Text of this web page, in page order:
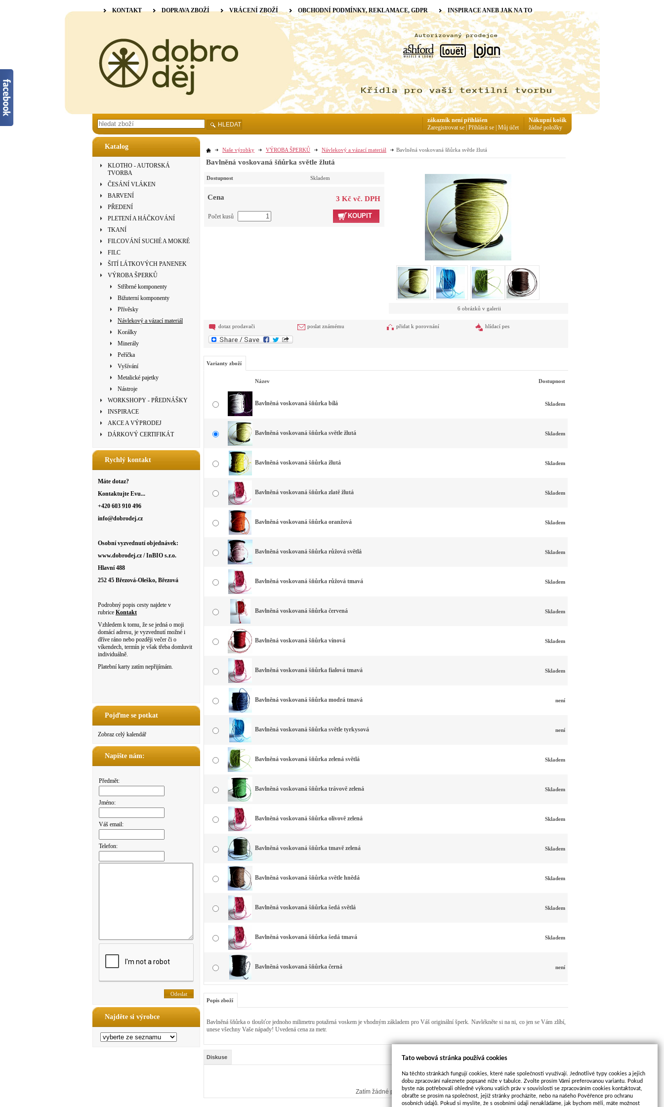
Katalog
KLOTHO - AUTORSKÁ
TVORBA
ČESÁNÍ VLÁKEN
BARVENÍ
PŘEDENÍ
PLETENÍ A HÁČKOVÁNÍ
TKANÍ
FILCOVÁNÍ SUCHÉ A MOKRÉ
FILC
ŠITÍ LÁTKOVÝCH PANENEK
VÝROBA ŠPERKŮ
Stříbrné komponenty
Bižuterní komponenty
Přívěsky
Návlekový a vázací materiál
Korálky
Minerály
Peříčka
Vyšívání
Metalické pajetky
Nástroje
WORKSHOPY - PŘEDNÁŠKY
INSPIRACE
AKCE A VÝPRODEJ
DÁRKOVÝ CERTIFIKÁT
Rychlý kontakt
Máte dotaz?
Kontaktujte Evu...
+420 603 910 496
info@dobrodej.cz
Osobní vyzvednutí objednávek:
www.dobrodej.cz / InBIO s.r.o.
Hlavní 488
252 45 Březová-Oleško, Březová
Podrobný popis cesty najdete v
rubrice Kontakt
Vzhledem k tomu, že se jedná o moji
domácí adresu, je vyzvednutí možné i
dříve ráno nebo později večer či o
víkendech, termín je však třeba domluvit
individuálně.
Platební karty zatím nepřijímám.
Pojďme se potkat
Zobraz celý kalendář
Napište nám:
Předmět:
Jméno:
Váš email:
Telefon:
Najděte si výrobce
Naše výrobky VÝROBA ŠPERKŮ Návlekový a vázací materiál Bavlněná voskovaná šňůrka světle žlutá
Bavlněná voskovaná šňůrka světle žlutá
Dostupnost Skladem
Cena 3 Kč vč. DPH
KOUPIT
Počet kusů
6 obrázků v galerii
dotaz prodavači poslat známému přidat k porovnání hlídací pes
Varianty zboží
Název Dostupnost
Bavlněná voskovaná šňůrka bílá Skladem
Bavlněná voskovaná šňůrka světle žlutá Skladem
Bavlněná voskovaná šňůrka žlutá Skladem
Bavlněná voskovaná šňůrka zlatě žlutá Skladem
Bavlněná voskovaná šňůrka oranžová Skladem
Bavlněná voskovaná šňůrka růžová světlá Skladem
Bavlněná voskovaná šňůrka růžová tmavá Skladem
Bavlněná voskovaná šňůrka červená Skladem
Bavlněná voskovaná šňůrka vínová Skladem
Bavlněná voskovaná šňůrka fialová tmavá Skladem
Bavlněná voskovaná šňůrka modrá tmavá není
Bavlněná voskovaná šňůrka světle tyrkysová není
Bavlněná voskovaná šňůrka zelená světlá Skladem
Bavlněná voskovaná šňůrka trávově zelená Skladem
Bavlněná voskovaná šňůrka olivově zelená Skladem
Bavlněná voskovaná šňůrka tmavě zelená Skladem
Bavlněná voskovaná šňůrka světle hnědá Skladem
Bavlněná voskovaná šňůrka šedá světlá Skladem
Bavlněná voskovaná šňůrka šedá tmavá Skladem
Bavlněná voskovaná šňůrka černá není
Popis zboží
Bavlněná šňůrka o tloušťce jednoho milimetru potažená voskem je vhodným základem pro Váš originální šperk. Navlékněte si na ni, co jen se Vám zlíbí,
unese všechny Vaše nápady! Uvedená cena za metr.
Diskuse
Nový příspěvek
Zatím žádné příspěvky
KONTAKT DOPRAVA ZBOŽÍ VRÁCENÍ ZBOŽÍ OBCHODNÍ PODMÍNKY, REKLAMACE, GDPR INSPIRACE ANEB JAK NA TO
HLEDAT
Nákupní košík
žádné položky
zákazník není přihlášen
Zaregistrovat se Přihlásit se Můj účet
Tato webová stránka používá cookies
Na těchto stránkách fungují cookies, které naše společnosti využívají. Jednotlivé typy cookies a jejich
dobu zpracování naleznete popsané níže v tabulce. Zvolte prosím Vámi preferovanou variantu. Pokud
byste nás potřebovali ohledně výkonu vašich práv v souvislosti se zpracováním cookies kontaktovat,
obraťte se prosím na společnost, jejíž stránky procházíte, nebo na našeho Pověřence pro ochranu
osobních údajů. Pokud si myslíte, že s osobními údaji nenakládáme, jak bychom měli, máte možnost